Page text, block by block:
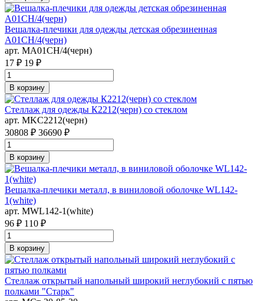
Вешалка-плечики для одежды детская обрезиненная
A01CH/4(черн)
арт. MA01CH/4(черн)
17 ₽ 19 ₽
В корзину
Стеллаж для одежды К2212(черн) со стеклом
арт. MKC2212(черн)
30808 ₽ 36690 ₽
В корзину
Вешалка-плечики металл, в виниловой оболочке WL142-
1(white)
арт. MWL142-1(white)
96 ₽ 110 ₽
В корзину
Стеллаж открытый напольный широкий неглубокий с пятью
полками "Старк"